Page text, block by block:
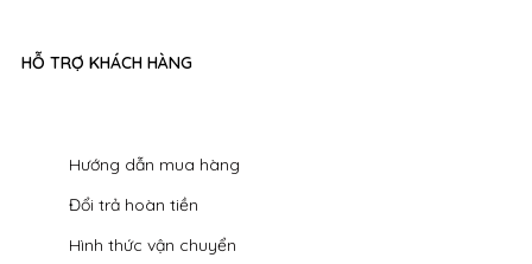
HỖ TRỢ KHÁCH HÀNG
Hướng dẫn mua hàng
Đổi trả hoàn tiền
Hình thức vận chuyển